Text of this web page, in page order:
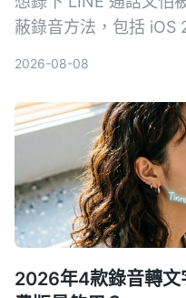
蔽錄音方法，包括 iOS
2026-08-08
2026年4款錄音轉文